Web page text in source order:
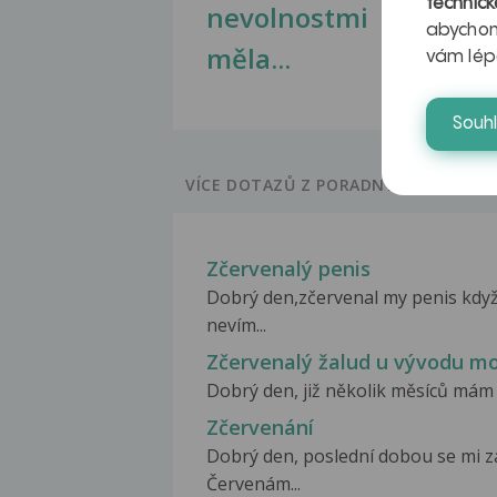
nevolnostmi
měla...
VÍCE DOTAZŮ Z PORADNY
Zčervenalý penis
Dobrý den,zčervenal my penis
nevím...
Zčervenalý žalud u vývodu
Dobrý den, již několik měsíců
Zčervenání
Dobrý den, poslední dobou se mi
Červenám...
vám